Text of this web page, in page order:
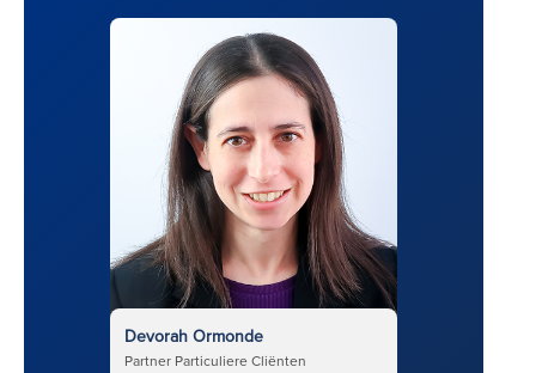
Devorah Ormonde
Partner Particuliere Cliënten